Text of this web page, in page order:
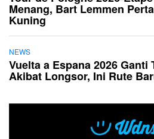
Menang, Bart Lemmen
Kuning
NEWS
Vuelta a Espana 2026 Ganti
Akibat Longsor, Ini Rute